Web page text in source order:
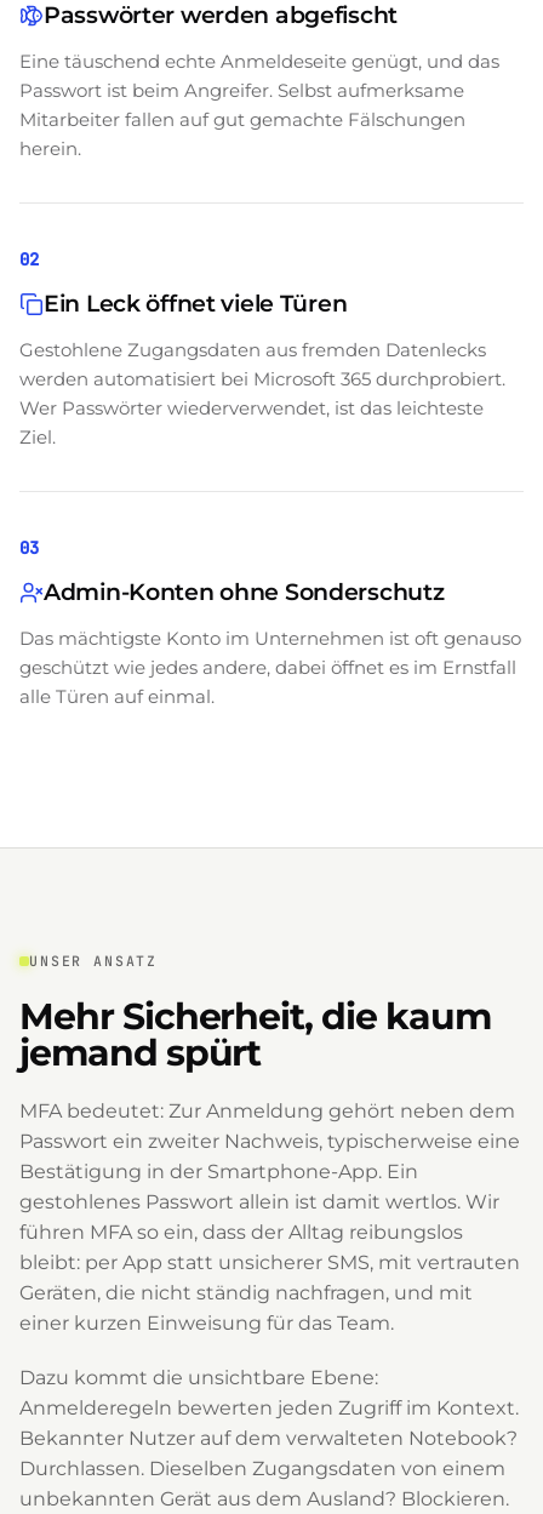
Passwörter werden abgefischt
Eine täuschend echte Anmeldeseite genügt, und das
Passwort ist beim Angreifer. Selbst aufmerksame
Mitarbeiter fallen auf gut gemachte Fälschungen
herein.
02
Ein Leck öffnet viele Türen
Gestohlene Zugangsdaten aus fremden Datenlecks
werden automatisiert bei Microsoft 365 durchprobiert.
Wer Passwörter wiederverwendet, ist das leichteste
Ziel.
03
Admin-Konten ohne Sonderschutz
Das mächtigste Konto im Unternehmen ist oft genauso
geschützt wie jedes andere, dabei öffnet es im Ernstfall
alle Türen auf einmal.
UNSER ANSATZ
Mehr Sicherheit, die kaum
jemand spürt
MFA bedeutet: Zur Anmeldung gehört neben dem
Passwort ein zweiter Nachweis, typischerweise eine
Bestätigung in der Smartphone-App. Ein
gestohlenes Passwort allein ist damit wertlos. Wir
führen MFA so ein, dass der Alltag reibungslos
bleibt: per App statt unsicherer SMS, mit vertrauten
Geräten, die nicht ständig nachfragen, und mit
einer kurzen Einweisung für das Team.
Dazu kommt die unsichtbare Ebene:
Anmelderegeln bewerten jeden Zugriff im Kontext.
Bekannter Nutzer auf dem verwalteten Notebook?
Durchlassen. Dieselben Zugangsdaten von einem
unbekannten Gerät aus dem Ausland? Blockieren.